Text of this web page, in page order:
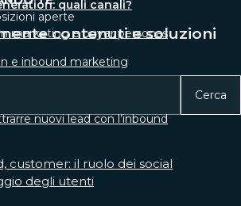
aperte
contenuti e soluzioni
Cerca
quali canali?
marketing e buyer personas
e inbound marketing
nuovi lead con l’inbound
customer: il ruolo dei social
degli utenti